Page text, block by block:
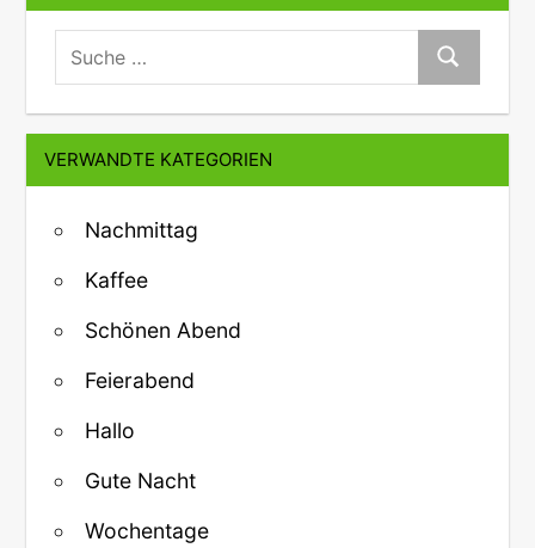
suche:
Suche
VERWANDTE KATEGORIEN
Nachmittag
Kaffee
Schönen Abend
Feierabend
Hallo
Gute Nacht
Wochentage